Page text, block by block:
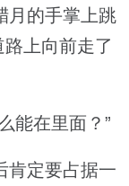
的手掌上跳
上向前走了
能在里面？”
定要占据一